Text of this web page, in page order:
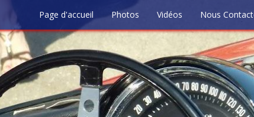
Page d'accueil Photos Vidéos Nous